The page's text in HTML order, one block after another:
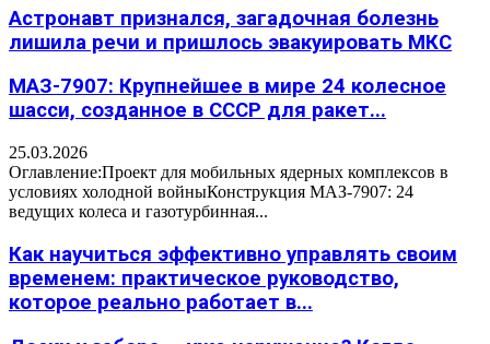
Астронавт признался, загадочная болезнь
лишила речи и пришлось эвакуировать МКС
МАЗ-7907: Крупнейшее в мире 24 колесное
шасси, созданное в СССР для ракет...
25.03.2026
Оглавление:Проект для мобильных ядерных комплексов в
условиях холодной войныКонструкция МАЗ-7907: 24
ведущих колеса и газотурбинная...
Как научиться эффективно управлять своим
временем: практическое руководство,
которое реально работает в...